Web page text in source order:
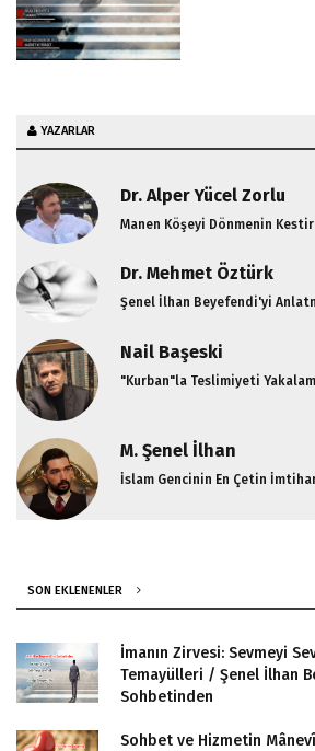
YAZARLAR
Dr. Alper Yücel Zorlu
Manen Köşeyi Dönmenin
Dr. Mehmet Öztürk
Şenel İlhan Beyefendi'yi
Nail Başeski
"Kurban"la Teslimiyeti
M. Şenel İlhan
İslam Gencinin En Çetin
SON EKLENENLER
İmanın Zirvesi: Sevmeyi
Temayülleri / Şenel İlhan
Sohbetinden
Sohbet ve Hizmetin